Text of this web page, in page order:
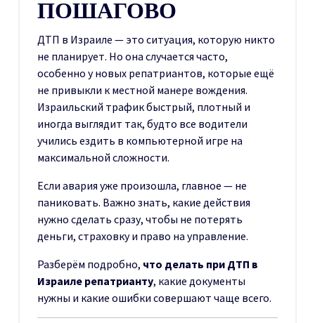
ПОШАГОВО
ДТП в Израиле — это ситуация, которую никто
не планирует. Но она случается часто,
особенно у новых репатриантов, которые ещё
не привыкли к местной манере вождения.
Израильский трафик быстрый, плотный и
иногда выглядит так, будто все водители
учились ездить в компьютерной игре на
максимальной сложности.
Если авария уже произошла, главное — не
паниковать. Важно знать, какие действия
нужно сделать сразу, чтобы не потерять
деньги, страховку и право на управление.
Разберём подробно, что делать при ДТП в
Израиле репатрианту, какие документы
нужны и какие ошибки совершают чаще всего.